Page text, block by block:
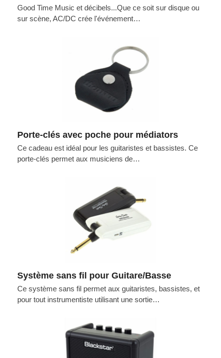
Good Time Music et décibels...Que ce soit sur disque ou
sur scène, AC/DC crée l'événement…
Porte-clés avec poche pour médiators
Ce cadeau est idéal pour les guitaristes et bassistes. Ce
porte-clés permet aux musiciens de…
Système sans fil pour Guitare/Basse
Ce système sans fil permet aux guitaristes, bassistes, et
pour tout instrumentiste utilisant une sortie…